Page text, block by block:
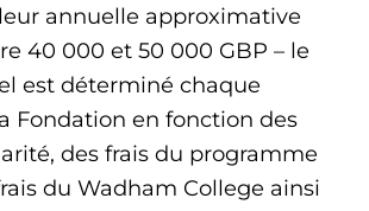
annuelle approximative
40 000 et 50 000 GBP – le
est déterminé chaque
Fondation en fonction des
des frais du programme
du Wadham College ainsi